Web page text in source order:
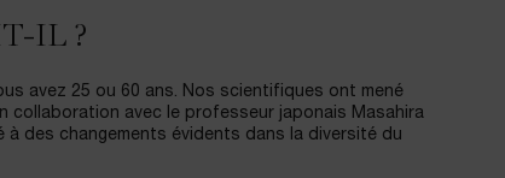
IL ?
avez 25 ou 60 ans. Nos scientifiques ont mené
collaboration avec le professeur japonais Masahira
des changements évidents dans la diversité du